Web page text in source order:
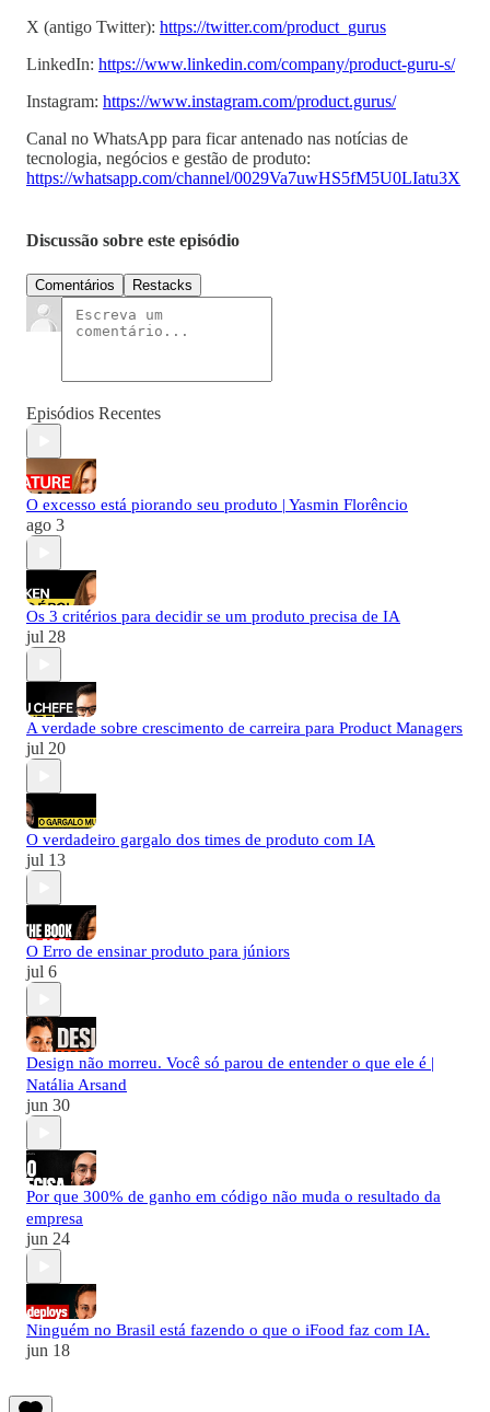
X (antigo Twitter): ⁠ ⁠⁠⁠⁠https://twitter.com/product_gurus⁠⁠⁠⁠⁠
LinkedIn: ⁠ ⁠⁠⁠⁠https://www.linkedin.com/company/product-guru-s/⁠⁠⁠⁠⁠
Instagram: ⁠⁠⁠⁠⁠⁠⁠⁠⁠⁠⁠⁠⁠⁠ ⁠⁠⁠⁠https://www.instagram.com/product.gurus/⁠⁠⁠⁠⁠
Canal no WhatsApp para ficar antenado nas notícias de
tecnologia, negócios e gestão de produto:
⁠⁠⁠⁠https://whatsapp.com/channel/0029Va7uwHS5fM5U0LIatu3X
Discussão sobre este episódio
Comentários Restacks
Episódios Recentes
O excesso está piorando seu produto | Yasmin Florêncio
ago 3
Os 3 critérios para decidir se um produto precisa de IA
jul 28
A verdade sobre crescimento de carreira para Product Managers
jul 20
O verdadeiro gargalo dos times de produto com IA
jul 13
O Erro de ensinar produto para júniors
jul 6
Design não morreu. Você só parou de entender o que ele é |
Natália Arsand
jun 30
Por que 300% de ganho em código não muda o resultado da
empresa
jun 24
Ninguém no Brasil está fazendo o que o iFood faz com IA.
jun 18